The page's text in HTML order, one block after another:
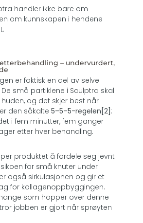
handler ikke bare om
om kunnskapen i hendene
– undervurdert,
er faktisk en del av selve
små partiklene i Sculptra skal
og det skjer best når
den såkalte 5–5–5-regelen[2] :
i fem minutter, fem ganger
etter hver behandling.
produktet å fordele seg jevnt
for små knuter under
også sirkulasjonen og gir et
for kollagenoppbyggingen.
som hopper over denne
jobben er gjort når sprøyten